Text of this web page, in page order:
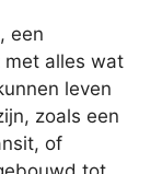
een
alles wat
leven
zoals een
of